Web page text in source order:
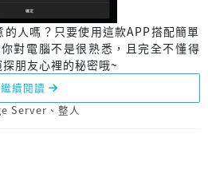
人嗎？只要使用這款APP搭配簡單
對電腦不是很熟悉，且完全不懂得
朋友心裡的秘密哦~
繼續閱讀
Server 、 整人